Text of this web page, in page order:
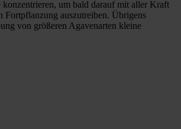
konzentrieren, um bald darauf mit aller Kraft
Fortpflanzung auszutreiben. Übrigens
von größeren Agavenarten kleine